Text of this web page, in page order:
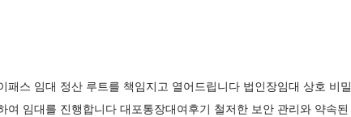
스 임대 정산 루트를 책임지고 열어드립니다 법인장임대 상호 비밀
임대를 진행합니다 대포통장대여후기 철저한 보안 관리와 약속된